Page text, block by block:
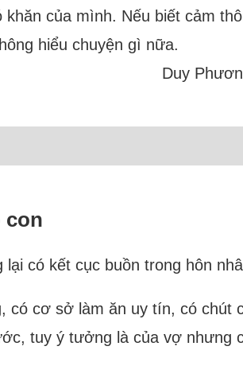
của mình. Nếu biết cảm
hiểu chuyện gì nữa.
Duy
con
có kết cục buồn trong hôn
có cơ sở làm ăn uy tín, có chút
tuy ý tưởng là của vợ nhưng